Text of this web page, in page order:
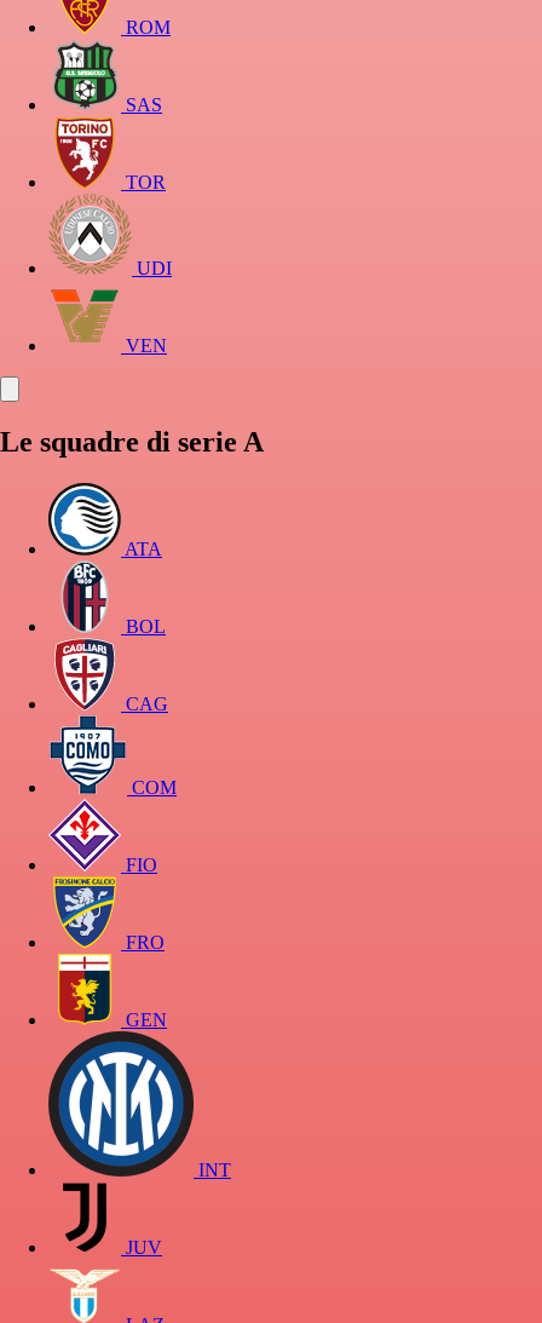
ROM
SAS
TOR
UDI
VEN
Le squadre di serie A
ATA
BOL
CAG
COM
FIO
FRO
GEN
INT
JUV